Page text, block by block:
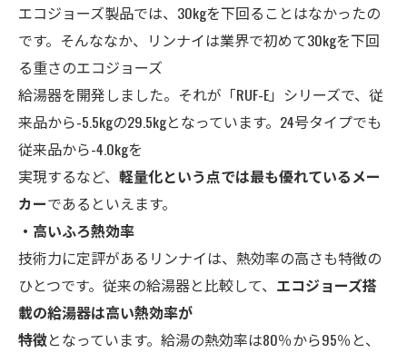
エコジョーズ製品では、30kgを下回ることはなかったの
です。そんななか、リンナイは業界で初めて30kgを下回
る重さのエコジョーズ
給湯器を開発しました。それが「RUF-E」シリーズで、従
来品から-5.5kgの29.5kgとなっています。24号タイプでも
従来品から-4.0kgを
実現するなど、 軽量化という点では最も優れているメー
カーであるといえます。
・ 高いふろ熱効率
技術力に定評があるリンナイは、熱効率の高さも特徴の
ひとつです。従来の給湯器と比較して、 エコジョーズ搭
載の給湯器は高い熱効率が
特徴となっています。給湯の熱効率は80％から95％と、